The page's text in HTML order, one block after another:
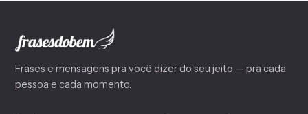
Frases e mensagens pra você dizer do seu jeito — pra cada
pessoa e cada momento.